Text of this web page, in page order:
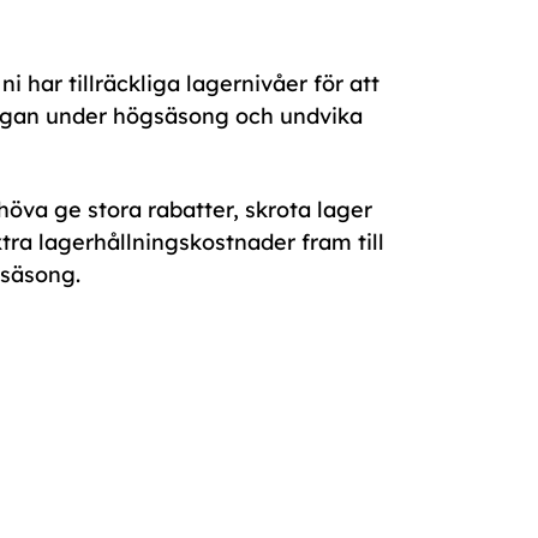
har tillräckliga lagernivåer för att
under högsäsong och undvika
ge stora rabatter, skrota lager
lagerhållningskostnader fram till